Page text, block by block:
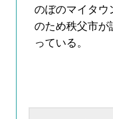
のぼのマイタウ
のため秩父市が
っている。